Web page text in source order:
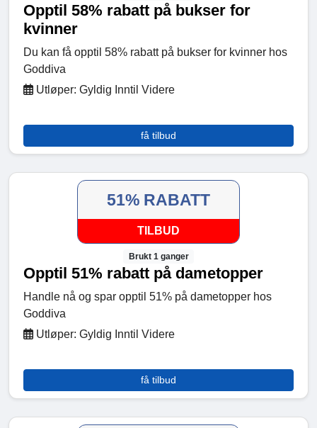
Opptil 58% rabatt på bukser for
kvinner
Du kan få opptil 58% rabatt på bukser for kvinner hos
Goddiva
Utløper: Gyldig Inntil Videre
få tilbud
51% RABATT
TILBUD
Brukt 1 ganger
Opptil 51% rabatt på dametopper
Handle nå og spar opptil 51% på dametopper hos
Goddiva
Utløper: Gyldig Inntil Videre
få tilbud